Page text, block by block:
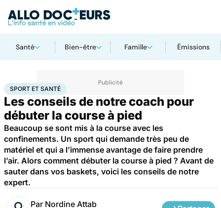
Santé Bien-être Famille Émissions
AccueilBien-êtreSport santé Sport et santé
SPORT ET SANTÉ
Les conseils de notre coach pour
débuter la course à pied
Beaucoup se sont mis à la course avec les
confinements. Un sport qui demande très peu de
matériel et qui a l’immense avantage de faire prendre
l’air. Alors comment débuter la course à pied ? Avant de
sauter dans vos baskets, voici les conseils de notre
expert.
Par Nordine Attab